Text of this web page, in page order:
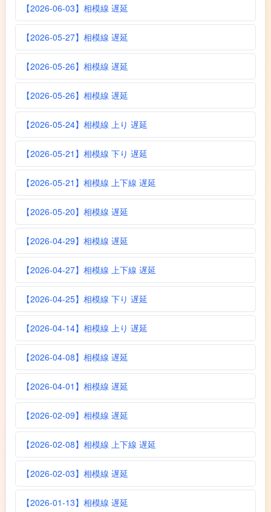
【2026-06-03】相模線 遅延
【2026-05-27】相模線 遅延
【2026-05-26】相模線 遅延
【2026-05-26】相模線 遅延
【2026-05-24】相模線 上り 遅延
【2026-05-21】相模線 下り 遅延
【2026-05-21】相模線 上下線 遅延
【2026-05-20】相模線 遅延
【2026-04-29】相模線 遅延
【2026-04-27】相模線 上下線 遅延
【2026-04-25】相模線 下り 遅延
【2026-04-14】相模線 上り 遅延
【2026-04-08】相模線 遅延
【2026-04-01】相模線 遅延
【2026-02-09】相模線 遅延
【2026-02-08】相模線 上下線 遅延
【2026-02-03】相模線 遅延
【2026-01-13】相模線 遅延